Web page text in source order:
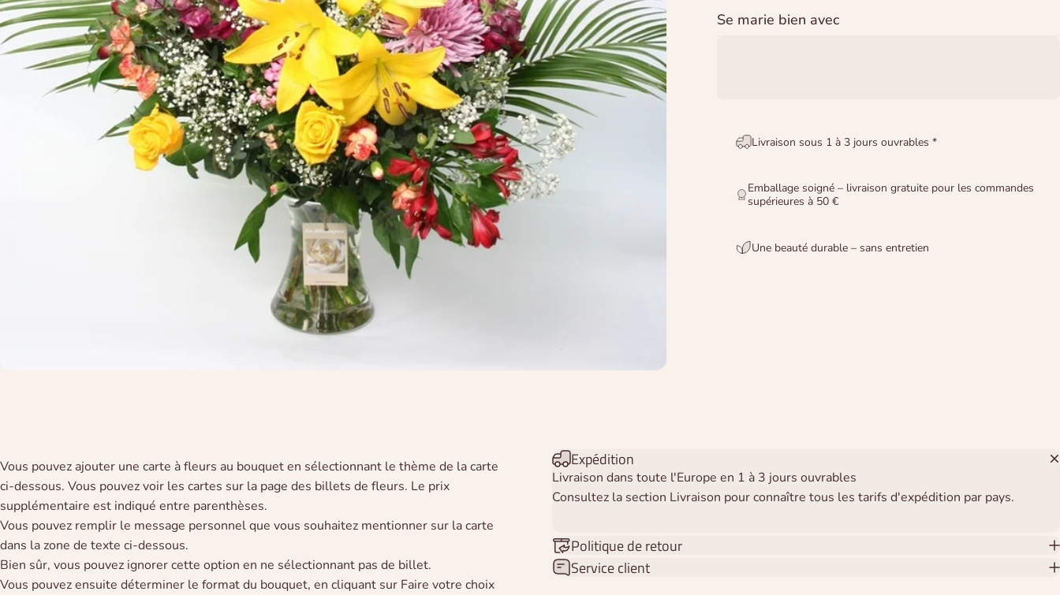
Se marie bien avec
Livraison sous 1 à 3 jours ouvrables *
Emballage soigné – livraison gratuite pour les commandes
supérieures à 50 €
Une beauté durable – sans entretien
Vous pouvez ajouter une carte à fleurs au bouquet en sélectionnant le thème de la carte
ci-dessous. Vous pouvez voir les cartes sur la page des billets de fleurs. Le prix
supplémentaire est indiqué entre parenthèses.
Vous pouvez remplir le message personnel que vous souhaitez mentionner sur la carte
dans la zone de texte ci-dessous.
Bien sûr, vous pouvez ignorer cette option en ne sélectionnant pas de billet.
Vous pouvez ensuite déterminer le format du bouquet, en cliquant sur Faire votre choix
Expédition
Livraison dans toute l'Europe en 1 à 3 jours ouvrables
Consultez la section Livraison pour connaître tous les tarifs d'expédition par pays.
Politique de retour
Service client